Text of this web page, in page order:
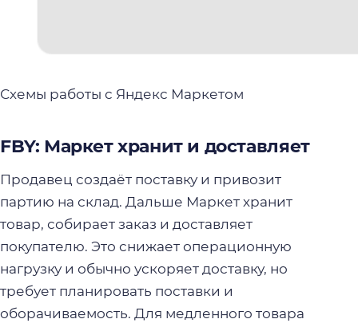
Схемы работы с Яндекс Маркетом
FBY: Маркет хранит и доставляет
Продавец создаёт поставку и привозит
партию на склад. Дальше Маркет хранит
товар, собирает заказ и доставляет
покупателю. Это снижает операционную
нагрузку и обычно ускоряет доставку, но
требует планировать поставки и
оборачиваемость. Для медленного товара